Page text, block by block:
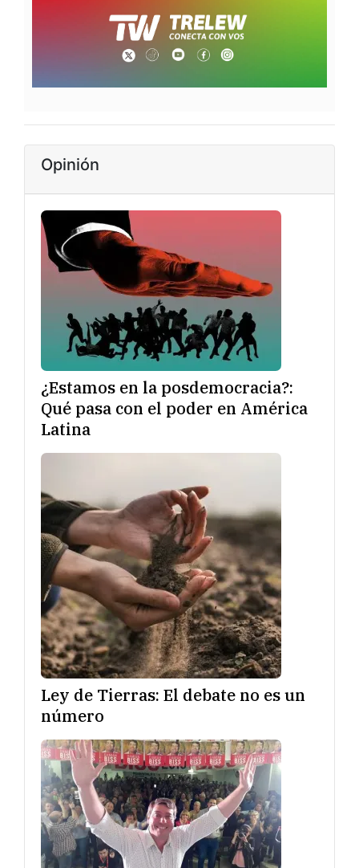
Opinión
¿Estamos en la posdemocracia?:
Qué pasa con el poder en América
Latina
Ley de Tierras: El debate no es un
número